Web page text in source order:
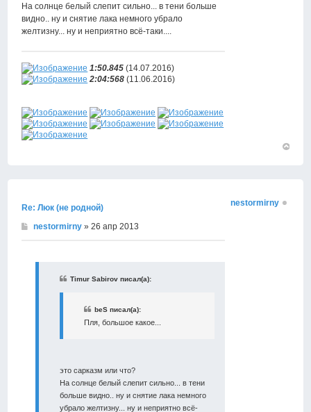
На солнце белый слепит сильно... в тени больше
видно.. ну и снятие лака немного убрало
желтизну... ну и неприятно всё-таки....
1:50.845 (14.07.2016)
2:04:568 (11.06.2016)
Re: Люк (не родной)
nestormirny » 26 апр 2013
Timur Sabirov писал(а):
beS писал(а):
Пля, большое какое...
это сарказм или что?
На солнце белый слепит сильно... в тени
больше видно.. ну и снятие лака немного
убрало желтизну... ну и неприятно всё-
nestormirny